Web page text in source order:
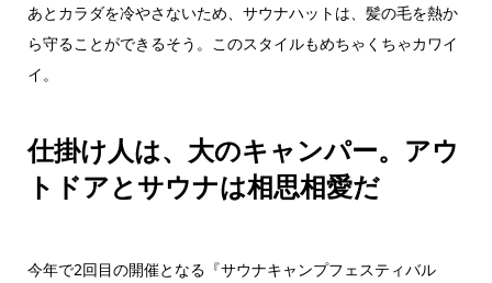
あとカラダを冷やさないため、サウナハットは、髪の毛を熱か
ら守ることができるそう。このスタイルもめちゃくちゃカワイ
イ。
仕掛け人は、大のキャンパー。アウ
トドアとサウナは相思相愛だ
今年で2回目の開催となる『サウナキャンプフェスティバル